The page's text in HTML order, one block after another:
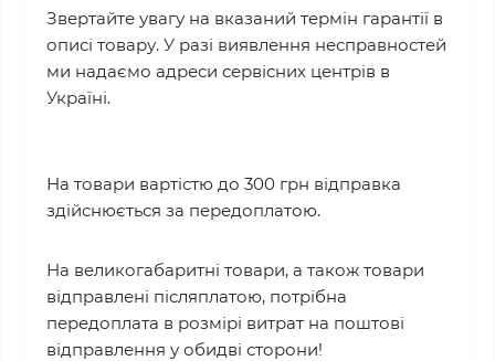
Звертайте увагу на вказаний термін гарантії в
описі товару. У разі виявлення несправностей
ми надаємо адреси сервісних центрів в
Україні.
На товари вартістю до 300 грн відправка
здійснюється за передоплатою.
На великогабаритні товари, а також товари
відправлені післяплатою, потрібна
передоплата в розмірі витрат на поштові
відправлення у обидві сторони!